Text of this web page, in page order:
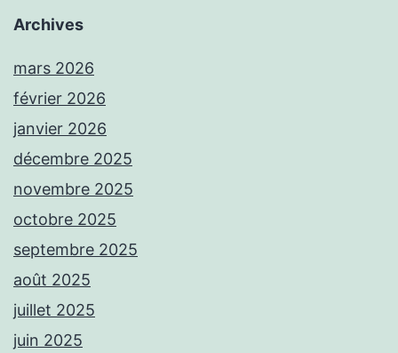
Archives
mars 2026
février 2026
janvier 2026
décembre 2025
novembre 2025
octobre 2025
septembre 2025
août 2025
juillet 2025
juin 2025